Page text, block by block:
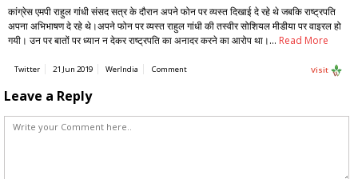
कांग्रेस एमपी राहुल गांधी संसद सत्र के दौरान अपने फोन पर व्यस्त दिखाई दे रहे थे जबकि राष्ट्रपति
अपना अभिभाषण दे रहे थे।अपने फोन पर व्यस्त राहुल गांधी की तस्वीर सोशियल मीडीया पर वाइरल हो
गयी। उन पर बातों पर ध्यान न देकर राष्ट्रपति का अनादर करने का आरोप था।… Read More
Twitter 21 Jun 2019 WerIndia Comment Visit
Leave a Reply